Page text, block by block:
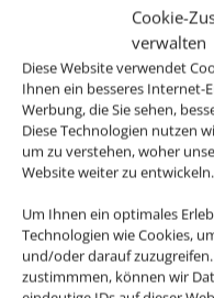
Cookie-
verwalten
Diese Website verwendet
Ihnen ein besseres Internet-
Werbung, die Sie sehen,
Diese Technologien nutzen
um zu verstehen, woher
Website weiter zu entwickeln.
Um Ihnen ein optimales
Technologien wie Cookies,
und/oder darauf
zustimmmen, können wir
erheben, informieren
darüber. Generell
Rücktritt / die
von nicht im
gebuchten
Buchung“). Hier
Servicegebühren
8. Zahlungen und